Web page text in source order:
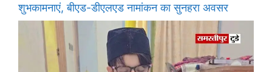
शुभकामनाएं, बीएड-डीएलएड नामांकन का सुनहरा अवसर